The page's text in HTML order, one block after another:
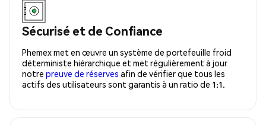
Sécurisé et de Confiance
Phemex met en œuvre un système de portefeuille froid
déterministe hiérarchique et met régulièrement à jour
notre preuve de réserves afin de vérifier que tous les
actifs des utilisateurs sont garantis à un ratio de 1:1.